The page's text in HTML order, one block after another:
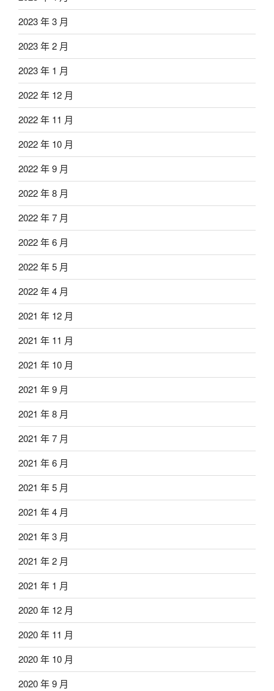
2023 年 3 月
2023 年 2 月
2023 年 1 月
2022 年 12 月
2022 年 11 月
2022 年 10 月
2022 年 9 月
2022 年 8 月
2022 年 7 月
2022 年 6 月
2022 年 5 月
2022 年 4 月
2021 年 12 月
2021 年 11 月
2021 年 10 月
2021 年 9 月
2021 年 8 月
2021 年 7 月
2021 年 6 月
2021 年 5 月
2021 年 4 月
2021 年 3 月
2021 年 2 月
2021 年 1 月
2020 年 12 月
2020 年 11 月
2020 年 10 月
2020 年 9 月